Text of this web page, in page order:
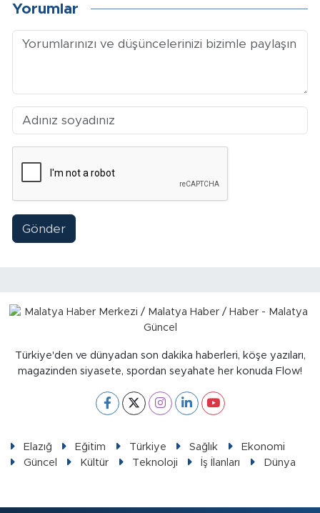
Yorumlar
Gönder
Türkiye'den ve dünyadan son dakika haberleri, köşe yazıları,
magazinden siyasete, spordan seyahate her konuda Flow!
Elazığ Eğitim Türkiye Sağlık
Ekonomi
Güncel
Kültür Teknoloji İş İlanları Dünya